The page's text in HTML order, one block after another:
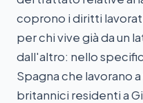
coprono i diritti
per chi vive già da un
dall'altro: nello
Spagna che lavorano
britannici residenti a